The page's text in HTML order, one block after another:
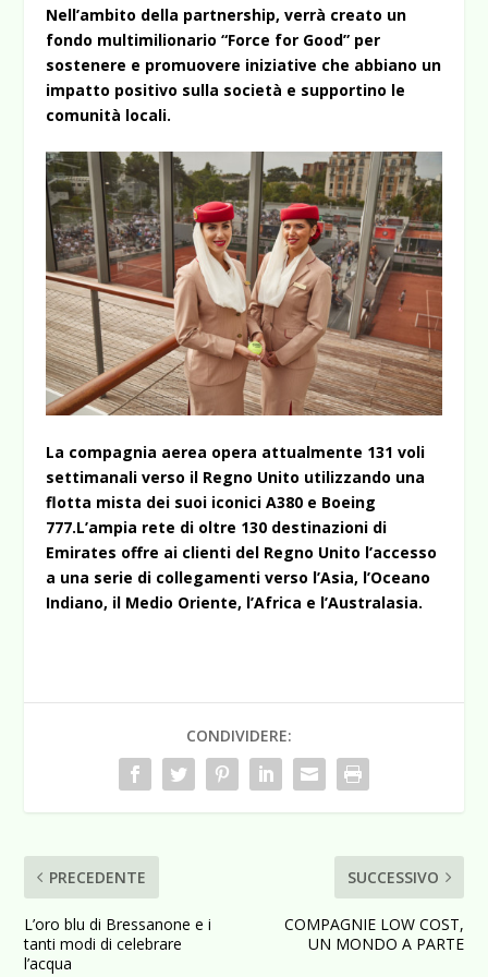
Nell’ambito della partnership, verrà creato un
fondo multimilionario “Force for Good” per
sostenere e promuovere iniziative che abbiano un
impatto positivo sulla società e supportino le
comunità locali.
La compagnia aerea opera attualmente 131 voli
settimanali verso il Regno Unito utilizzando una
flotta mista dei suoi iconici A380 e Boeing
777.L’ampia rete di oltre 130 destinazioni di
Emirates offre ai clienti del Regno Unito l’accesso
a una serie di collegamenti verso l’Asia, l’Oceano
Indiano, il Medio Oriente, l’Africa e l’Australasia.
CONDIVIDERE:
PRECEDENTE
L’oro blu di Bressanone e i
tanti modi di celebrare
l’acqua
SUCCESSIVO
COMPAGNIE LOW COST,
UN MONDO A PARTE